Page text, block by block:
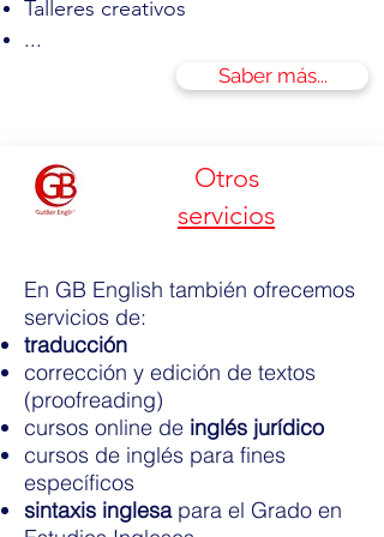
Talleres creativos
...
Saber más...
Otros
servicios
En GB English también ofrecemos
servicios de:
traducción
corrección y edición de textos
(proofreading)
cursos online de inglés jurídico
cursos de inglés para fines
específicos
sintaxis inglesapara el Grado en